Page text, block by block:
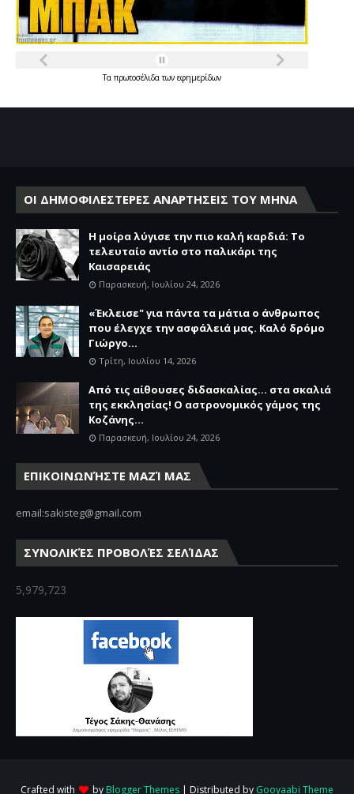
Τα πρωτοσέλιδατων εφημερίδων
ΟΙ ΔΗΜΟΦΙΛΕΣΤΕΡΕΣ ΑΝΑΡΤΗΣΕΙΣ ΤΟΥ ΜΗΝΑ
Η μοίρα λύγισε την πιο καλή καρδιά: Το
τελευταίο αντίο στο παλικάρι της
Καισαρειάς
Παρασκευή, Ιουλίου 24, 2026
«Έκλεισε" για πάντα τα μάτια ο άνθρωπος
που έλεγχε την ασφάλειά μας. Καλό δρόμο
Γιώργο...
Τρίτη, Ιουλίου 14, 2026
Από τις αίθουσες διδασκαλίας… στα σκαλιά
της εκκλησίας! Ο αστρονομικός γάμος της
Κοζάνης...
Παρασκευή, Ιουλίου 24, 2026
ΕΠΙΚΟΙΝΩΝΉΣΤΕ ΜΑΖΊ ΜΑΣ
email:sakisteg@gmail.com
ΣΥΝΟΛΙΚΈΣ ΠΡΟΒΟΛΈΣ ΣΕΛΊΔΑΣ
5,979,723
Crafted with by Blogger Themes | Distributed by Gooyaabi Theme